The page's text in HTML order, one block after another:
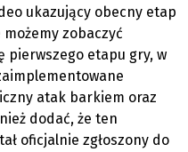
ukazujący obecny etap
zobaczyć
pierwszego etapu gry, w
atak barkiem oraz
dodać, że ten
oficjalnie zgłoszony do